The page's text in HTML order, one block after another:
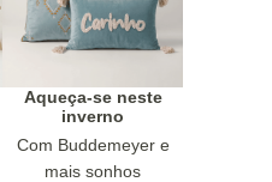
Aqueça-se neste
inverno
Com Buddemeyer e
mais sonhos